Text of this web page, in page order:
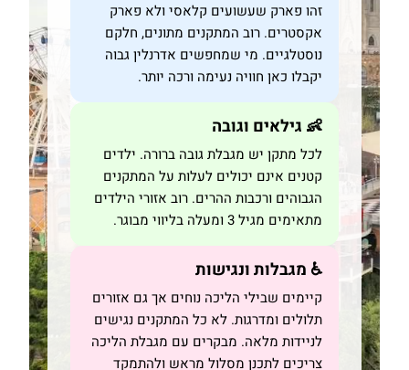
זהו פארק שעשועים קלאסי ולא פארק
אקסטרים. רוב המתקנים מתונים, חלקם
נוסטלגיים. מי שמחפשים אדרנלין גבוה
יקבלו כאן חוויה נעימה ורכה יותר.
👶 גילאים וגובה
לכל מתקן יש מגבלת גובה ברורה. ילדים
קטנים אינם יכולים לעלות על המתקנים
הגבוהים ורכבות ההרים. רוב אזורי הילדים
מתאימים מגיל 3 ומעלה בליווי מבוגר.
♿ מגבלות ונגישות
קיימים שבילי הליכה נוחים אך גם אזורים
תלולים ומדרגות. לא כל המתקנים נגישים
לניידות מלאה. מבקרים עם מגבלת הליכה
צריכים לתכנן מסלול מראש ולהתמקד